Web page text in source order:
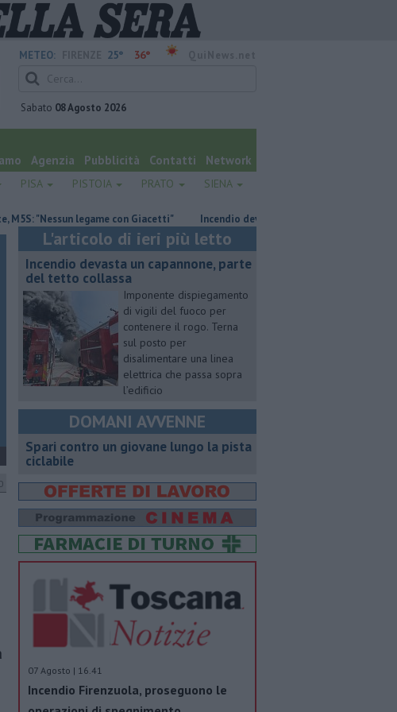
METEO: 25° 36°
Sabato 08 Agosto 2026
Agenzia Pubblicità Contatti Network
PISA PISTOIA PRATO SIENA
legame con Giacetti" Incendio devasta un capannone, parte del tetto
L'articolo di ieri più letto
Incendio devasta un capannone, parte
del tetto collassa
Imponente dispiegamento
di vigili del fuoco per
contenere il rogo. Terna
sul posto per
disalimentare una linea
elettrica che passa sopra
l’edificio
DOMANI AVVENNE
Spari contro un giovane lungo la pista
ciclabile
07 Agosto | 16.41
Incendio Firenzuola, proseguono le